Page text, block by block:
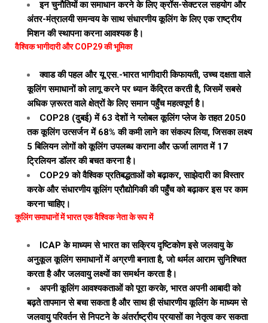
इन चुनौतियों का समाधान करने के लिए क्रॉस-सेक्टरल सहयोग और
अंतर-मंत्रालयी समन्वय के साथ संधारणीय कूलिंग के लिए एक राष्ट्रीय
मिशन की स्थापना करना आवश्यक है।
वैश्विक भागीदारी और COP29 की भूमिका
क्वाड की पहल और यू.एस.-भारत भागीदारी किफायती, उच्च दक्षता वाले
कूलिंग समाधानों को लागू करने पर ध्यान केंद्रित करती है, जिसमें सबसे
अधिक ज़रूरत वाले क्षेत्रों के लिए समान पहुँच महत्वपूर्ण है।
COP28 (दुबई) में 63 देशों ने ग्लोबल कूलिंग प्लेज के तहत 2050
तक कूलिंग उत्सर्जन में 68% की कमी लाने का संकल्प लिया, जिसका लक्ष्य
5 बिलियन लोगों को कूलिंग उपलब्ध कराना और ऊर्जा लागत में 17
ट्रिलियन डॉलर की बचत करना है।
COP29 को वैश्विक प्रतिबद्धताओं को बढ़ाकर, साझेदारी का विस्तार
करके और संधारणीय कूलिंग प्रौद्योगिकी की पहुँच को बढ़ाकर इस पर काम
करना चाहिए।
कूलिंग समाधानों में भारत एक वैश्विक नेता के रूप में
ICAP के माध्यम से भारत का सक्रिय दृष्टिकोण इसे जलवायु के
अनुकूल कूलिंग समाधानों में अग्रणी बनाता है, जो थर्मल आराम सुनिश्चित
करता है और जलवायु लक्ष्यों का समर्थन करता है।
अपनी कूलिंग आवश्यकताओं को पूरा करके, भारत अपनी आबादी को
बढ़ते तापमान से बचा सकता है और साथ ही संधारणीय कूलिंग के माध्यम से
जलवायु परिवर्तन से निपटने के अंतर्राष्ट्रीय प्रयासों का नेतृत्व कर सकता